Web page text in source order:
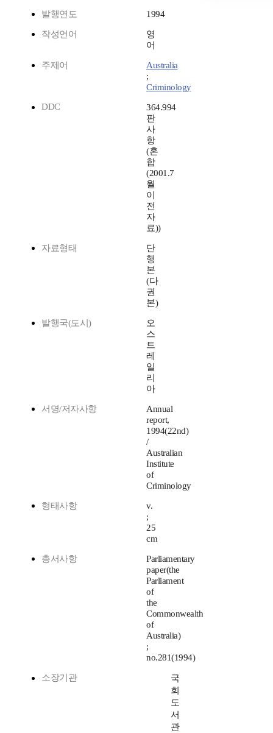
발행연도 1994
작성언어
영
어
주제어
Australia
;
Criminology
DDC
364.994
판
사
항
(혼
합
(2001.7
월
이
전
자
료))
자료형태
단
행
본
(다
권
본)
발행국(도시)
오
스
트
레
일
리
아
서명/저자사항
Annual
report,
1994(22nd)
/
Australian
Institute
of
Criminology
형태사항
v.
;
25
cm
총서사항
Parliamentary
paper(the
Parliament
of
the
Commonwealth
of
Australia)
;
no.281(1994)
소장기관
국
회
도
서
관